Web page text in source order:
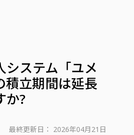
システム「ユメ
積立期間は延長
か?
最終更新日： 2026年04月21日